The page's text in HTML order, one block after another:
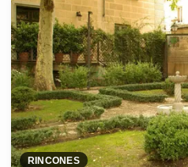
RINCONES